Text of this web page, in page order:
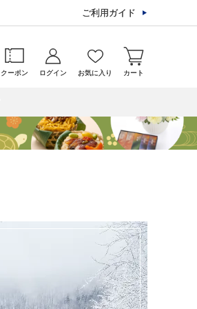
ご利用ガイド
クーポン ログイン お気に入り カート